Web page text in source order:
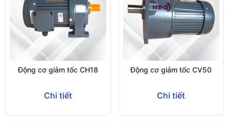
Động cơ giảm tốc CH18
Chi tiết
Động cơ giảm tốc CV50
Chi tiết